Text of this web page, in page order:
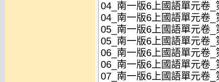
04_南一版6上國語單元卷
04_南一版6上國語單元卷
05_南一版6上國語單元卷
05_南一版6上國語單元卷
06_南一版6上國語單元卷
06_南一版6上國語單元卷
07_南一版6上國語單元卷